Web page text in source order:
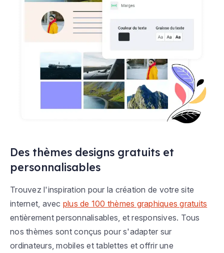
Des thèmes designs gratuits et
personnalisables
Trouvez l'inspiration pour la création de votre site
internet, avec plus de 100 thèmes graphiques gratuits
entièrement personnalisables, et responsives. Tous
nos thèmes sont conçus pour s'adapter sur
ordinateurs, mobiles et tablettes et offrir une